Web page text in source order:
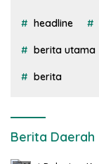
headline
berita utama
berita
Berita Daerah